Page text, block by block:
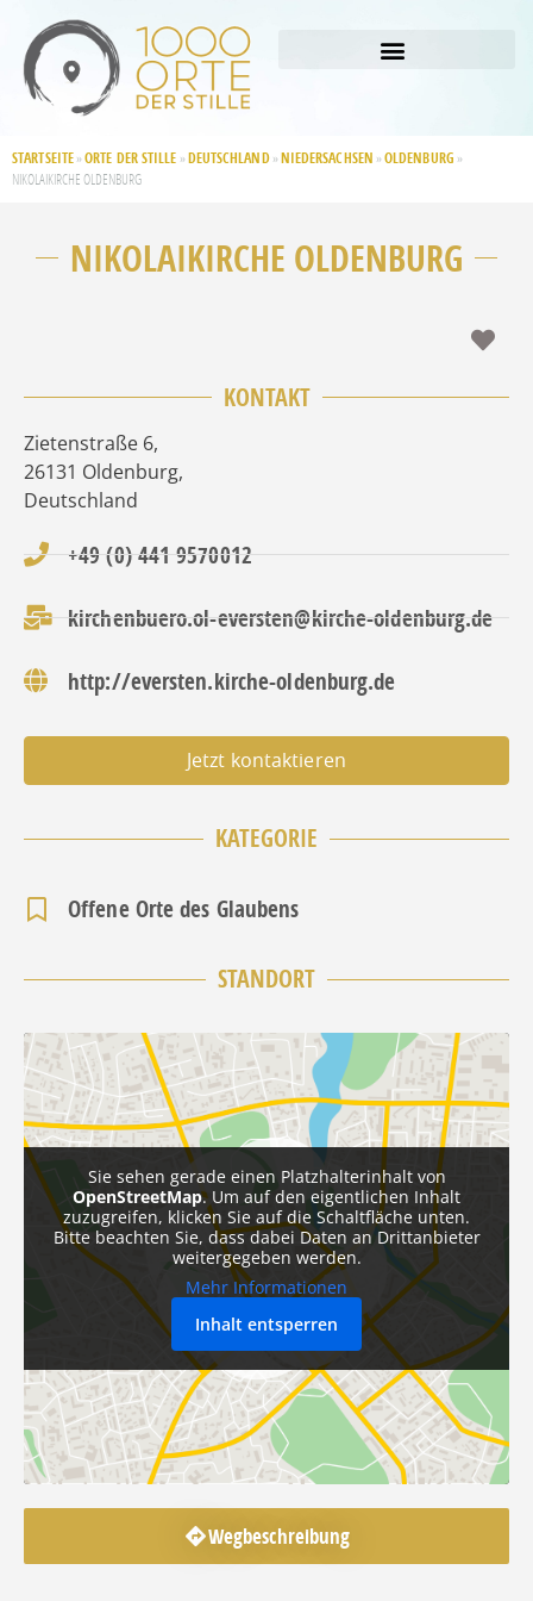
STARTSEITE » ORTE DER STILLE » DEUTSCHLAND» NIEDERSACHSEN » OLDENBURG »
NIKOLAIKIRCHE OLDENBURG
NIKOLAIKIRCHE OLDENBURG
KONTAKT
Zietenstraße 6,
26131 Oldenburg,
Deutschland
+49 (0) 441 9570012
kirchenbuero.ol-eversten@kirche-oldenburg.de
http://eversten.kirche-oldenburg.de
Jetzt kontaktieren
KATEGORIE
Offene Orte des Glaubens
STANDORT
Sie sehen gerade einen Platzhalterinhalt von
OpenStreetMap. Um auf den eigentlichen Inhalt
zuzugreifen, klicken Sie auf die Schaltfläche unten.
Bitte beachten Sie, dass dabei Daten an Drittanbieter
weitergegeben werden.
Mehr Informationen
Inhalt entsperren
Wegbeschreibung